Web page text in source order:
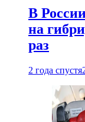
В
на
раз
2 года спустя